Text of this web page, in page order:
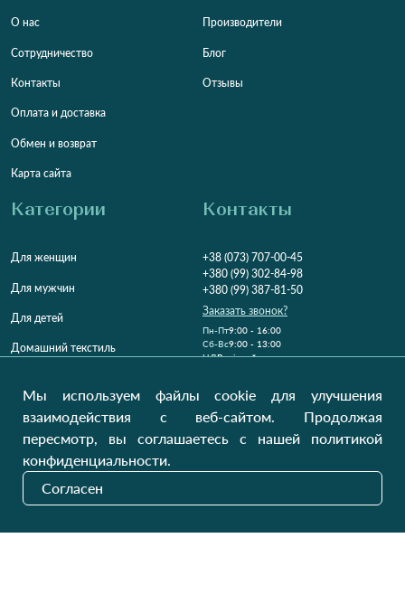
О нас
Сотрудничество
Контакты
Оплата и доставка
Обмен и возврат
Карта сайта
Производители
Блог
Отзывы
Категории
Для женщин
Для мужчин
Для детей
Домашний текстиль
Контакты
+38 (073) 707-00-45
+380 (99) 302-84-98
+380 (99) 387-81-50
Заказать звонок?
Пн-Пт9:00 - 16:00
Cб-Вс9:00 - 13:00
НДВихідний
Україна, Луцьк, 43000
Наши обновления
Мы используем файлы cookie для улучшения
взаимодействия с веб-сайтом. Продолжая
пересмотр, вы соглашаетесь с нашей политикой
конфиденциальности.
Согласен